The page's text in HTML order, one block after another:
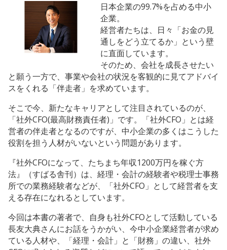
日本企業の99.7%を占める中小
企業。
経営者たちは、日々「お金の見
通しをどう立てるか」という壁
に直面しています。
そのため、会社を成長させたい
と願う一方で、事業や会社の状況を客観的に見てアドバイ
スをくれる「伴走者」を求めています。
そこで今、新たなキャリアとして注目されているのが、
「社外CFO(最高財務責任者)」です。「社外CFO」とは経
営者の伴走者となるのですが、中小企業の多くはこうした
役割を担う人材がいないという問題があります。
『社外CFOになって、たちまち年収1200万円を稼ぐ方
法』（すばる舎刊）は、経理・会計の経験者や税理士事務
所での業務経験者などが、「社外CFO」として経営者を支
える存在になれるとしています。
今回は本書の著者で、自身も社外CFOとして活動している
長友大典さんにお話をうかがい、今中小企業経営者が求め
ている人材や、「経理・会計」と「財務」の違い、社外